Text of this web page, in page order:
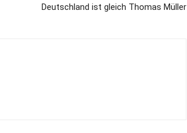
Deutschland ist gleich Thomas Müller